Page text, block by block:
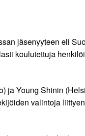
jäsenyyteen eli
koulutettuja
ja Young Shinin
valintoja